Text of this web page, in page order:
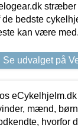
de bedste
kan være
Se udvalget på
mænd,
hvorfor